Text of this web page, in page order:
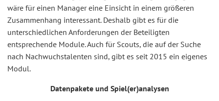
wäre für einen Manager eine Einsicht in einem größeren
Zusammenhang interessant. Deshalb gibt es für die
unterschiedlichen Anforderungen der Beteiligten
entsprechende Module. Auch für Scouts, die auf der Suche
nach Nachwuchstalenten sind, gibt es seit 2015 ein eigenes
Modul.
Datenpakete und Spiel(er)analysen